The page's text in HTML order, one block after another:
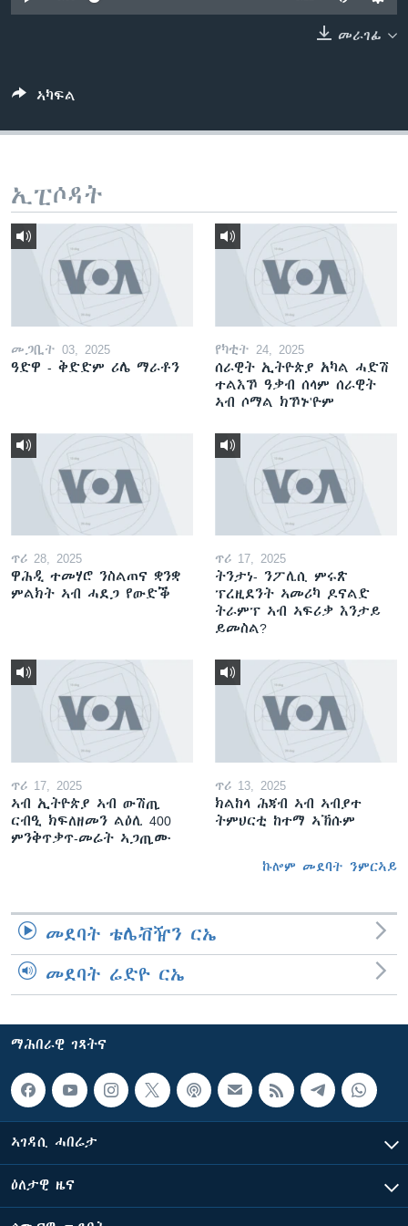
ቂሔ ጽልሚ
መራገፊ
ኣካፍል
ኢፒሶዳት
መጋቢት 03, 2025
ዓድዋ - ቅድድም ሪሌ ማራቶን
የካቲት 24, 2025
ሰራዊት ኢትዮጵያ አካል ሓድሽ
ተልእኾ ዓቃብ ሰላም ሰራዊት
ኣብ ሶማል ክኾኑ'ዮም
ጥሪ 28, 2025
ዋሕዲ ተመሃሮ ንስልጠና ቋንቋ
ምልክት ኣብ ሓደጋ የውድቕ
ጥሪ 17, 2025
ትንታነ- ንፖሊሲ ምሩጽ
ፕረዚደንት ኣመሪካ ዶናልድ
ትራምፕ ኣብ ኣፍሪቃ እንታይ
ይመስል?
ጥሪ 17, 2025
ኣብ ኢትዮጵያ ኣብ ውሽጢ
ርብዒ ክፍለዘመን ልዕሊ 400
ምንቅጥቃጥ-መሬት ኣጋጢሙ
ጥሪ 13, 2025
ክልከላ ሕጃብ ኣብ ኣብያተ
ትምህርቲ ከተማ ኣኽሱም
ኩሎም መደባት ንምርኣይ
መደባት ቴሌቭዥን ርኤ
መደባት ሬድዮ ርኤ
ማሕበራዊ ገጻትና
ኣገዳሲ ሓበሬታ
ዕለታዊ ዜና